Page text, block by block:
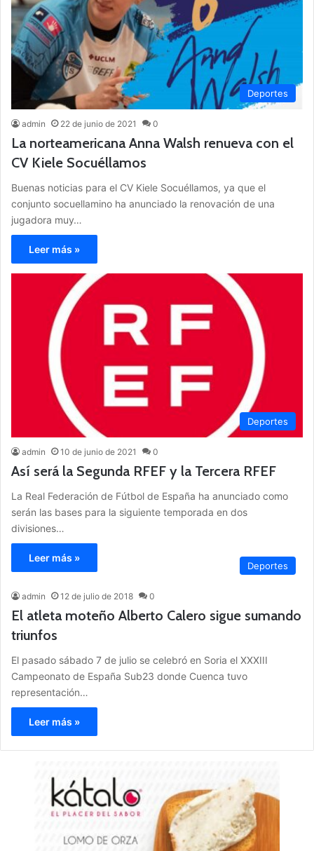
Deportes
admin 22 de junio de 2021 0
La norteamericana Anna Walsh renueva con el
CV Kiele Socuéllamos
Buenas noticias para el CV Kiele Socuéllamos, ya que el
conjunto socuellamino ha anunciado la renovación de una
jugadora muy…
Leer más »
Deportes
admin 10 de junio de 2021 0
Así será la Segunda RFEF y la Tercera RFEF
La Real Federación de Fútbol de España ha anunciado como
serán las bases para la siguiente temporada en dos
divisiones…
Leer más »
Deportes
admin 12 de julio de 2018 0
El atleta moteño Alberto Calero sigue sumando
triunfos
El pasado sábado 7 de julio se celebró en Soria el XXXIII
Campeonato de España Sub23 donde Cuenca tuvo
representación…
Leer más »